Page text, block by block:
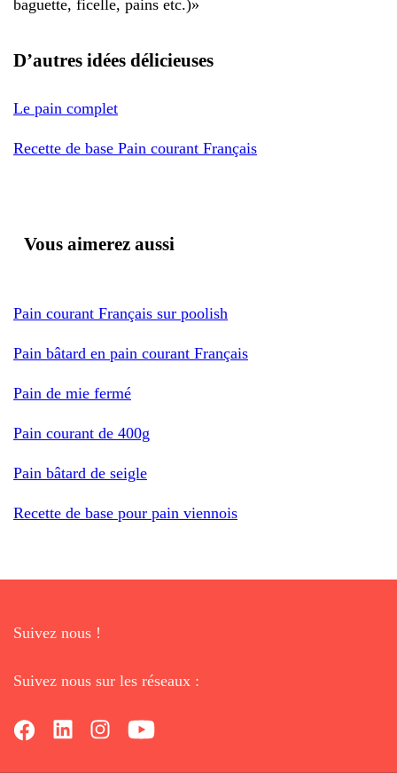
baguette, ficelle, pains etc.)»
D’autres idées délicieuses
Le pain complet
Recette de base Pain courant Français
Vous aimerez aussi
Pain courant Français sur poolish
Pain bâtard en pain courant Français
Pain de mie fermé
Pain courant de 400g
Pain bâtard de seigle
Recette de base pour pain viennois
Suivez nous !
Suivez nous sur les réseaux :